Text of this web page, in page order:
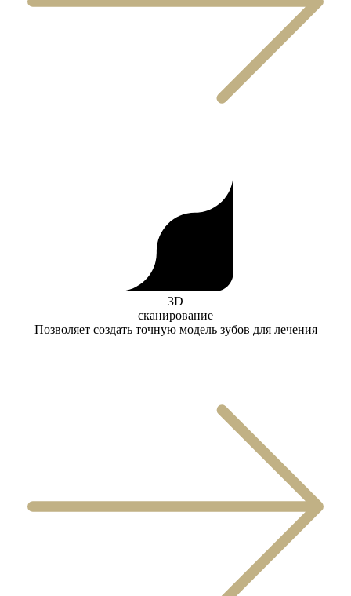
3D
сканирование
Позволяет создать точную модель зубов для лечения